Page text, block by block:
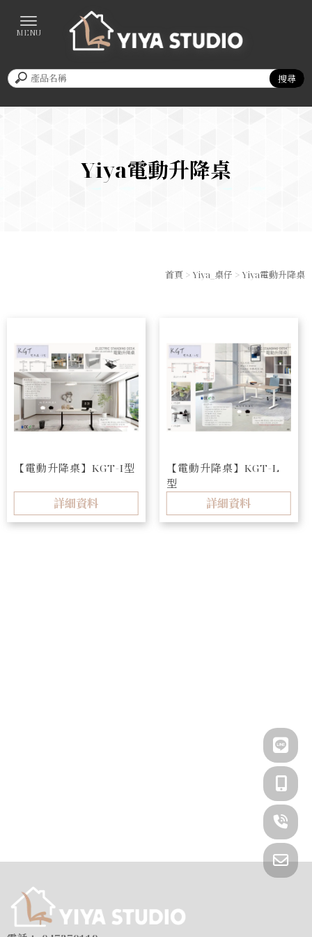
Yiya電動升降桌
首頁 > Yiya_桌仔 > Yiya電動升降桌
【電動升降桌】KGT-I型
詳細資料
【電動升降桌】KGT-L
型
詳細資料